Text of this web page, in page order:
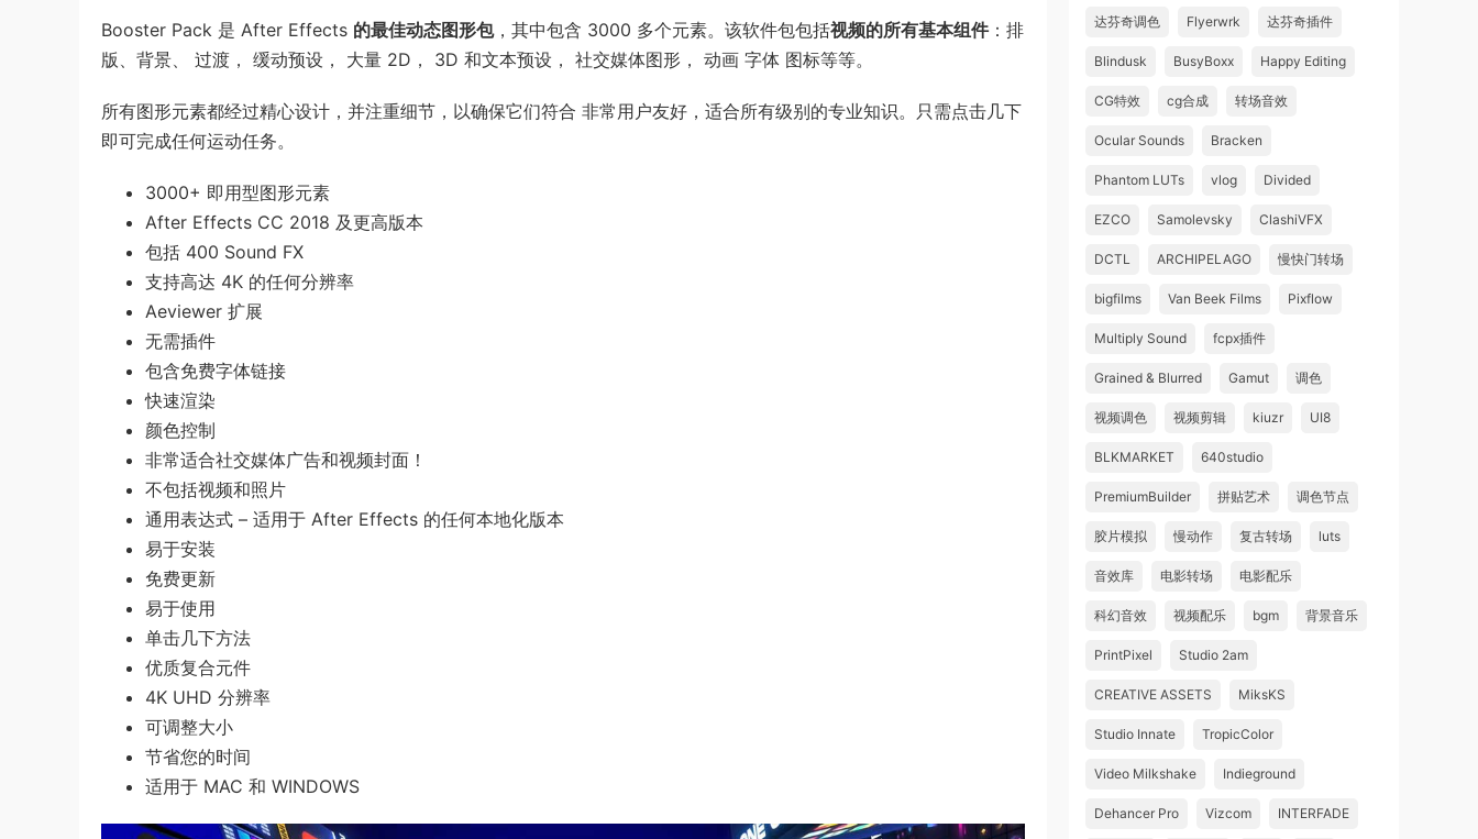
Booster Pack 是 After Effects 的最佳动态图形包，其中包含 3000 多个元素。该软件包包括视频的所有基本组件：排
版、背景、 过渡， 缓动预设， 大量 2D， 3D 和文本预设， 社交媒体图形， 动画 字体 图标等等。
所有图形元素都经过精心设计，并注重细节，以确保它们符合 非常用户友好，适合所有级别的专业知识。只需点击几下
即可完成任何运动任务。
3000+ 即用型图形元素
After Effects CC 2018 及更高版本
包括 400 Sound FX
支持高达 4K 的任何分辨率
Aeviewer 扩展
无需插件
包含免费字体链接
快速渲染
颜色控制
非常适合社交媒体广告和视频封面！
不包括视频和照片
通用表达式 – 适用于 After Effects 的任何本地化版本
易于安装
免费更新
易于使用
单击几下方法
优质复合元件
4K UHD 分辨率
可调整大小
节省您的时间
适用于 MAC 和 WINDOWS
达芬奇调色 Flyerwrk 达芬奇插件
Blindusk BusyBoxx Happy Editing
CG特效 cg合成 转场音效
Ocular Sounds Bracken
Phantom LUTs vlog Divided
EZCO Samolevsky ClashiVFX
DCTL ARCHIPELAGO 慢快门转场
bigfilms Van Beek Films Pixflow
Multiply Sound fcpx插件
Grained & Blurred Gamut 调色
视频调色 视频剪辑 kiuzr UI8
BLKMARKET 640studio
PremiumBuilder 拼贴艺术 调色节点
胶片模拟 慢动作 复古转场 luts
音效库 电影转场 电影配乐
科幻音效 视频配乐 bgm 背景音乐
PrintPixel Studio 2am
CREATIVE ASSETS MiksKS
Studio Innate TropicColor
Video Milkshake Indieground
Dehancer Pro Vizcom INTERFADE